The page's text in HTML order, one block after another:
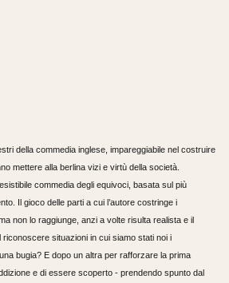
della commedia inglese, impareggiabile nel costruire
mettere alla berlina vizi e virtù della società.
commedia degli equivoci, basata sul più
Il gioco delle parti a cui l’autore costringe i
non lo raggiunge, anzi a volte risulta realista e il
situazioni in cui siamo stati noi i
bugia? E dopo un altra per rafforzare la prima
e di essere scoperto - prendendo spunto dal